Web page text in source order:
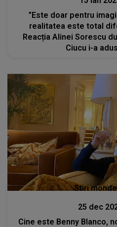
”Este doar pentru
realitatea este total
Reacția Alinei Sorescu
Ciucu i-a
Stiri
25 dec
Cine este Benny Blanco,